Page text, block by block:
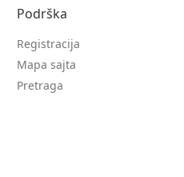
Podrška
Registracija
Mapa sajta
Pretraga